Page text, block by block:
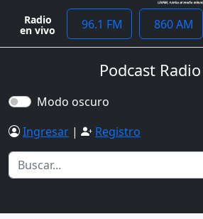
Radio
en vivo 96.1 FM 860 AM
Podcast
Modo oscuro
Ingresar | Registro